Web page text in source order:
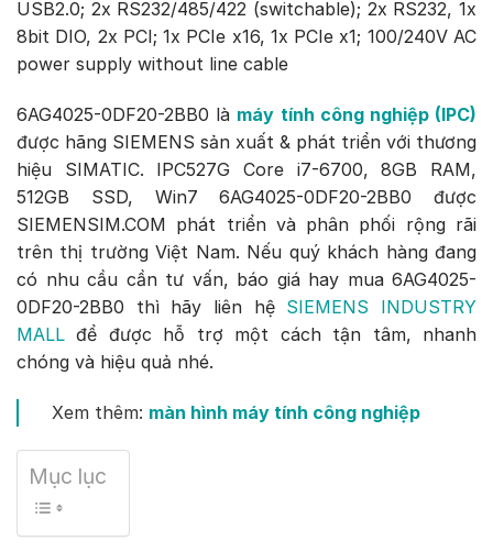
USB2.0; 2x RS232/485/422 (switchable); 2x RS232, 1x
8bit DIO, 2x PCI; 1x PCIe x16, 1x PCIe x1; 100/240V AC
power supply without line cable
6AG4025-0DF20-2BB0 là máy tính công nghiệp (IPC)
được hãng SIEMENS sản xuất & phát triển với thương
hiệu SIMATIC. IPC527G Core i7-6700, 8GB RAM,
512GB SSD, Win7 6AG4025-0DF20-2BB0 được
SIEMENSIM.COM phát triển và phân phối rộng rãi
trên thị trường Việt Nam. Nếu quý khách hàng đang
có nhu cầu cần tư vấn, báo giá hay mua 6AG4025-
0DF20-2BB0 thì hãy liên hệ SIEMENS INDUSTRY
MALL để được hỗ trợ một cách tận tâm, nhanh
chóng và hiệu quả nhé.
Xem thêm: màn hình máy tính công nghiệp
Mục lục